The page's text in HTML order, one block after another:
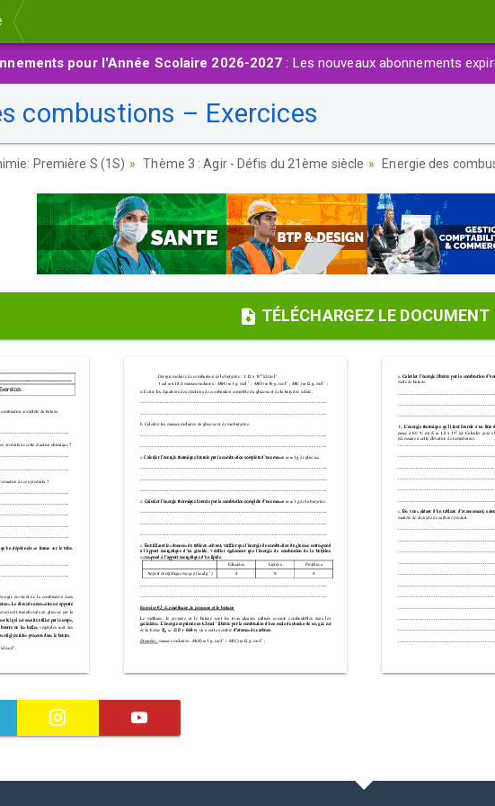
pour l'Année Scolaire 2026-2027 : Les nouveaux abonnements
combustions – Exercices
Première S (1S) Thème 3 : Agir - Défis du 21ème siècle Energie des
TÉLÉCHARGEZ LE DOCUMENT